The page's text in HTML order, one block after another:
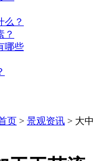
么？
？
哪些
页 > 景观资讯 > 大中